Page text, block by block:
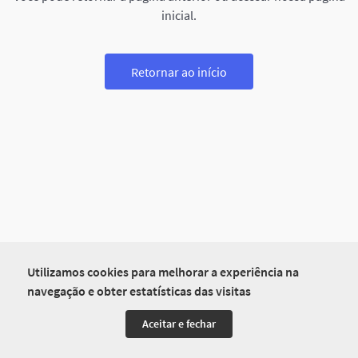
Utilizamos cookies para melhorar a experiência na
navegação e obter estatísticas das visitas
Aceitar e fechar
inicial.
Retornar ao início